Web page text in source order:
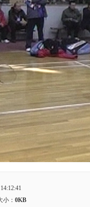
： 0KB